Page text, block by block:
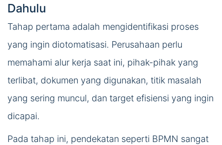
Dahulu
Tahap pertama adalah mengidentifikasi proses
yang ingin diotomatisasi. Perusahaan perlu
memahami alur kerja saat ini, pihak-pihak yang
terlibat, dokumen yang digunakan, titik masalah
yang sering muncul, dan target efisiensi yang ingin
dicapai.
Pada tahap ini, pendekatan seperti BPMN sangat